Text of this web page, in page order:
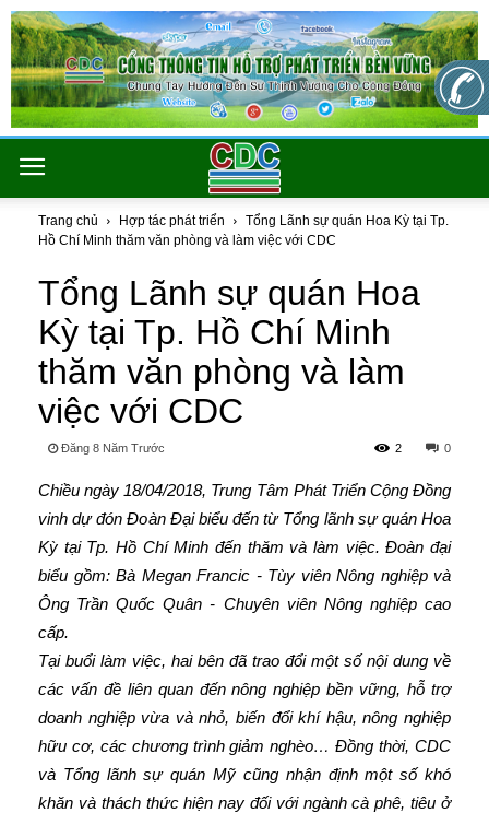
Trang chủ Hợp tác phát triển
Tổng Lãnh sự quán Hoa Kỳ tại Tp.
Hồ Chí Minh thăm văn phòng và làm việc với CDC
Tổng Lãnh sự quán Hoa
Kỳ tại Tp. Hồ Chí Minh
thăm văn phòng và làm
việc với CDC
Đăng 8 Năm Trước 0
2
Chiều ngày 18/04/2018, Trung Tâm Phát Triển Cộng Đồng
vinh dự đón Đoàn Đại biểu đến từ Tổng lãnh sự quán Hoa
Kỳ tại Tp. Hồ Chí Minh đến thăm và làm việc. Đoàn đại
biểu gồm: Bà Megan Francic - Tùy viên Nông nghiệp và
Ông Trần Quốc Quân - Chuyên viên Nông nghiệp cao
cấp.
Tại buổi làm việc, hai bên đã trao đổi một số nội dung về
các vấn đề liên quan đến nông nghiệp bền vững, hỗ trợ
doanh nghiệp vừa và nhỏ, biến đổi khí hậu, nông nghiệp
hữu cơ, các chương trình giảm nghèo… Đồng thời, CDC
và Tổng lãnh sự quán Mỹ cũng nhận định một số khó
khăn và thách thức hiện nay đối với ngành cà phê, tiêu ở